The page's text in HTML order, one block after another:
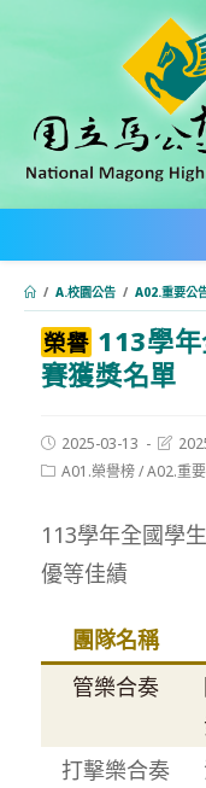
內
/ A.校園公告 / A02.重要公
榮譽 113學
賽獲獎名單
Post
published:
2025-03-13
Post
last
PostA01.榮譽榜/A02.重
113學年全國學
優等佳績
團隊名稱
管樂合奏
打擊樂合奏